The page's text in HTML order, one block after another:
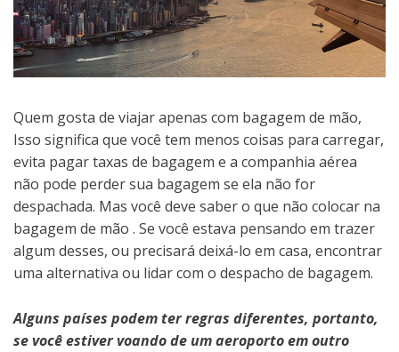
Quem gosta de viajar apenas com bagagem de mão,
Isso significa que você tem menos coisas para carregar,
evita pagar taxas de bagagem e a companhia aérea
não pode perder sua bagagem se ela não for
despachada. Mas você deve saber o que não colocar na
bagagem de mão . Se você estava pensando em trazer
algum desses, ou precisará deixá-lo em casa, encontrar
uma alternativa ou lidar com o despacho de bagagem.
Alguns países podem ter regras diferentes, portanto,
se você estiver voando de um aeroporto em outro